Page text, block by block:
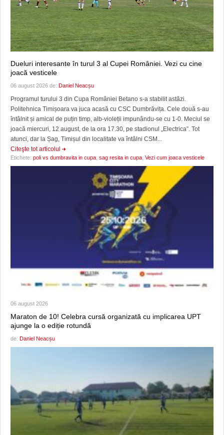
Dueluri interesante în turul 3 al Cupei României. Vezi cu cine
joacă vesticele
06 august 2026 de: Daniel Neacșu
Programul turului 3 din Cupa României Betano s-a stabilit astăzi.
Politehnica Timișoara va juca acasă cu CSC Dumbrăvița. Cele două s-au
întâlnit și amical de puțin timp, alb-violeții impunându-se cu 1-0. Meciul se
joacă miercuri, 12 august, de la ora 17.30, pe stadionul „Electrica”. Tot
atunci, dar la Șag, Timișul din localitate va întâlni CSM...
Citeşte tot articolul
Etichete: poli vs dumbravita in cupa sag resita in cupa Vezi cum joaca vesticele
06 august 2026
Maraton de 10! Celebra cursă organizată cu implicarea UPT
ajunge la o ediție rotundă
de: Daniel Neacșu